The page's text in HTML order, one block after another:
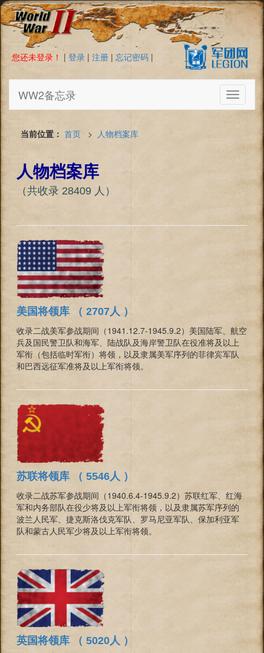
您还未登录！ | 登录 | 注册 | 忘记密码 |
Toggle
WW2备忘录
当前位置： 首页 > 人物档案库
人物档案库
（共收录 28409 人）
美国将领库 （ 2707人 ）
收录二战美军参战期间（1941.12.7-1945.9.2）美国陆军、航空
兵及国民警卫队和海军、陆战队及海岸警卫队在役准将及以上
军衔（包括临时军衔）将领，以及隶属美军序列的菲律宾军队
和巴西远征军准将及以上军衔将领。
苏联将领库 （ 5546人 ）
收录二战苏军参战期间（1940.6.4-1945.9.2）苏联红军、红海
军和内务部队在役少将及以上军衔将领，以及隶属苏军序列的
波兰人民军、捷克斯洛伐克军队、罗马尼亚军队、保加利亚军
队和蒙古人民军少将及以上军衔将领。
英国将领库 （ 5020人 ）